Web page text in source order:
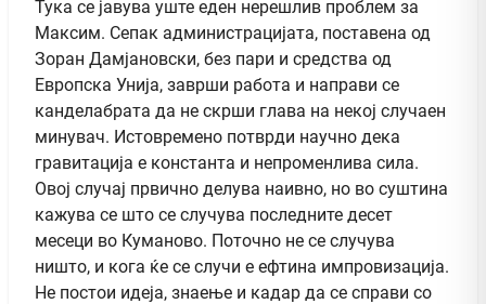
Тука се јавува уште еден нерешлив проблем за
Максим. Сепак администрацијата, поставена од
Зоран Дамјановски, без пари и средства од
Европска Унија, заврши работа и направи се
канделабрата да не скрши глава на некој случаен
минувач. Истовремено потврди научно дека
гравитација е константа и непроменлива сила.
Овој случај првично делува наивно, но во суштина
кажува се што се случува последните десет
месеци во Куманово. Поточно не се случува
ништо, и кога ќе се случи е ефтина импровизација.
Не постои идеја, знаење и кадар да се справи со